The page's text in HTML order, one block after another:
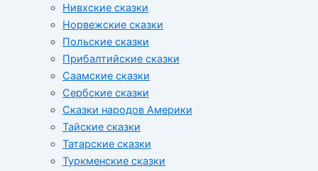
Нивхские сказки
Норвежские сказки
Польские сказки
Прибалтийские сказки
Cаамские сказки
Сербские сказки
Сказки народов Америки
Тайские сказки
Татарские сказки
Туркменские сказки